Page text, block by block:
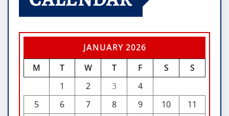
JANUARY 2026
M
T W T F S
S
1
2 3
4
5
6 7 8 9 10
11